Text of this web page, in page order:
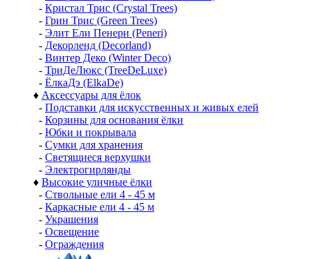
- Кристал Трис (Crystal Trees)
- Грин Трис (Green Trees)
- Элит Ели Пенери (Peneri)
- Декорленд (Decorland)
- Винтер Деко (Winter Deco)
- ТриДеЛюкс (TreeDeLuxe)
- ЁлкаДэ (ElkaDe)
♦ Аксессуары для ёлок
- Подставки для искусственных и живых елей
- Корзины для основания ёлки
- Юбки и покрывала
- Сумки для хранения
- Светящиеся верхушки
- Электрогирлянды
♦ Высокие уличные ёлки
- Ствольные ели 4 - 45 м
- Каркасные ели 4 - 45 м
- Украшения
- Освещение
- Ограждения